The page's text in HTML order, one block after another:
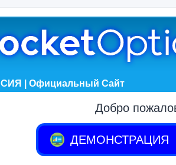
| Официальный Сайт
Добро
ДЕМОНСТРАЦИЯ